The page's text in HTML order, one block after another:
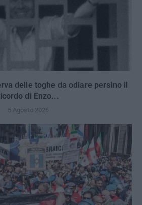
delle toghe da odiare persino il
di Enzo...
5 Agosto 2026